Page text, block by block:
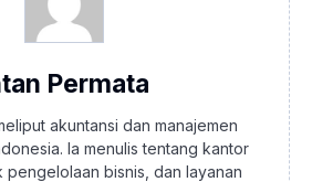
Permata
akuntansi dan manajemen
Ia menulis tentang kantor
pengelolaan bisnis, dan layanan